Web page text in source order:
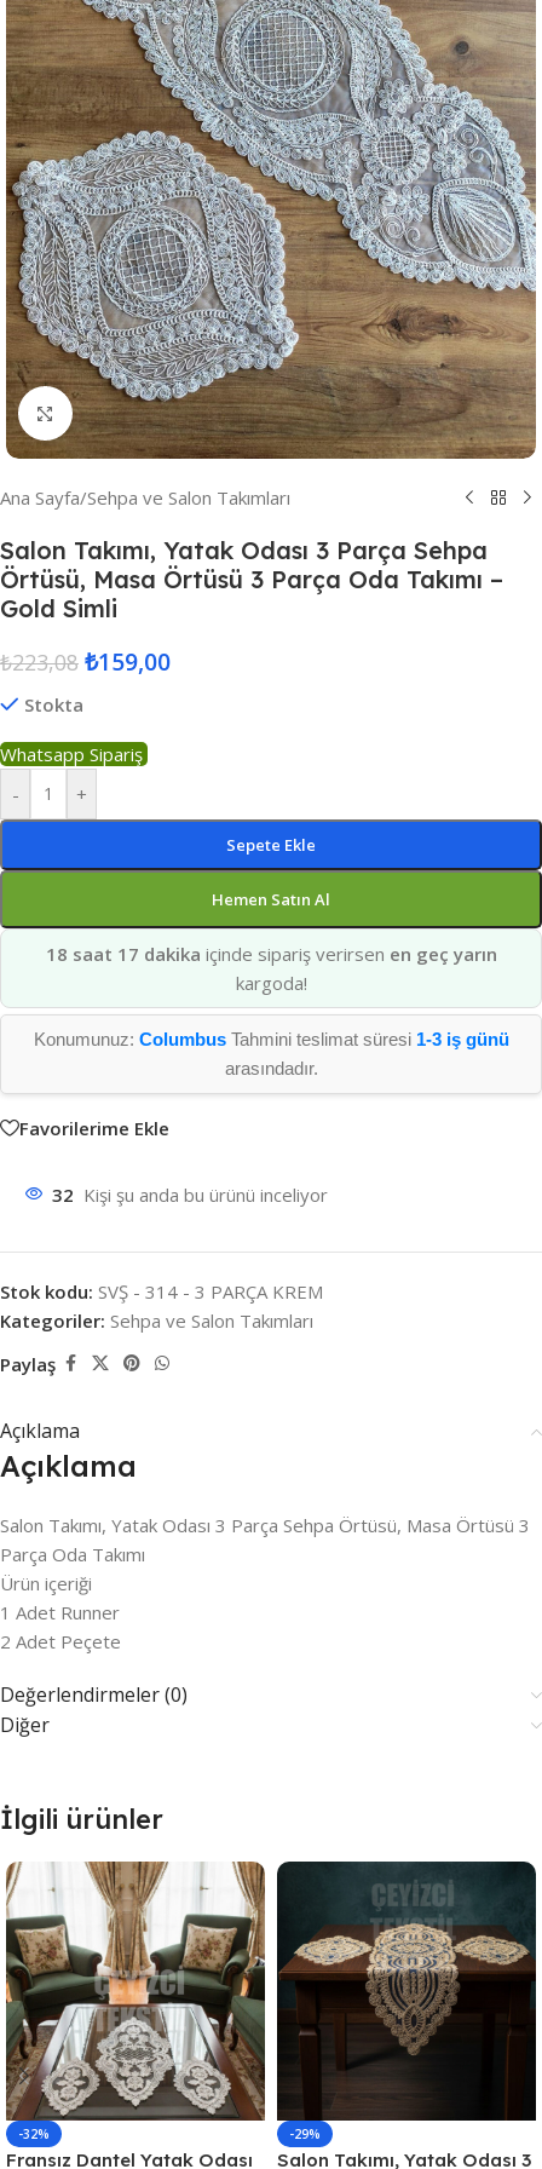
Resmi Büyüt
Ana Sayfa/Sehpa ve Salon Takımları
Salon Takımı, Yatak Odası 3 Parça Sehpa
Örtüsü, Masa Örtüsü 3 Parça Oda Takımı –
Gold Simli
₺223,08 ₺159,00
Stokta
Whatsapp Sipariş
-
+
Sepete Ekle
Hemen Satın Al
18 saat 17 dakika içinde sipariş verirsen en geç yarın
kargoda!
Konumunuz: ColumbusTahmini teslimat süresi 1-3 iş günü
arasındadır.
Favorilerime Ekle
32 Kişi şu anda bu ürünü inceliyor
Stok kodu: SVŞ - 314 - 3 PARÇA KREM
Kategoriler: Sehpa ve Salon Takımları
Paylaş
Açıklama
Açıklama
Salon Takımı, Yatak Odası 3 Parça Sehpa Örtüsü, Masa Örtüsü 3
Parça Oda Takımı
Ürün içeriği
1 Adet Runner
2 Adet Peçete
Değerlendirmeler (0)
Diğer
İlgili ürünler
-32%
Fransız Dantel Yatak Odası
-29%
Salon Takımı, Yatak Odası 3